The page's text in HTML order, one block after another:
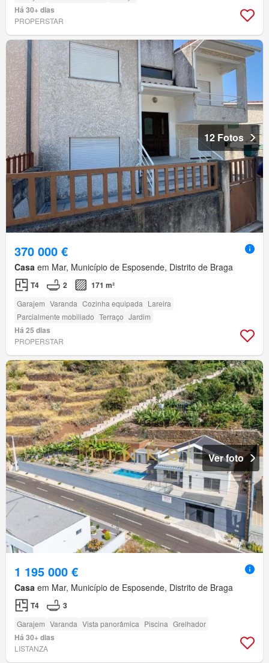
Há 30+ dias
PROPERSTAR
12 Fotos
370 000 €
Casa em Mar, Município de Esposende, Distrito de Braga
T4 2 171 m²
Garajem Varanda Cozinha equipada Lareira
Parcialmente mobiliado Terraço Jardim
Há 25 dias
PROPERSTAR
Ver foto
1 195 000 €
Casa em Mar, Município de Esposende, Distrito de Braga
T4 3
Garajem Varanda Vista panorâmica Piscina Grelhador
Há 30+ dias
LISTANZA